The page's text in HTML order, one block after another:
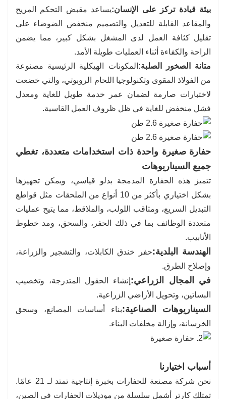
بيئة قيادة تركز على الإنسان:يساعد مقبض التحكم المريح
والمقاعد القابلة للتعديل والتصميم منخفض الضوضاء على
تقليل كثافة العمل لدى المشغل بشكل كبير، مما يضمن
الراحة والكفاءة أثناء العمليات طويلة الأمد.
متانة الصخور الصلبة: المكونات الهيكلية الرئيسية مصنوعة
من الفولاذ المقوى وتكنولوجيا اللحام الروبوتي، والتي خضعت
لاختبارات صارمة لضمان عمر خدمة طويل للغاية ومعدل
فشل منخفض للغاية في ظل ظروف العمل القاسية.
حفارة صغيرة واحدة ذات استخدامات متعددة، تغطي
جميع السيناريوهات
تتميز هذه الحفارة المدمجة بدلو قياسي، ويمكن تجهيزها
بشكل اختياري بأكثر من 10 أنواع من الملحقات مثل قواطع
التبديل السريع، ومثاقب اللولب، والملاقط، مما يتيح عمليات
متعددة الوظائف بما في ذلك الحفر، والسحق، ومد خطوط
الأنابيب.
الهندسة البلدية:حفر خندق الكابلات، والتشجير والزراعة،
وإصلاح الطرق.
في المجال الزراعي: إنشاء الحقول المتدرجة، وتخصيب
البساتين، وتحويل الأراضي الزراعية.
السيناريوهات الصناعية:بناء أساسات المصانع، وسحق
الخرسانة، وإزالة مخلفات البناء.
أسباب اختيارنا
نحن شركة مصنعة للحفارات بخبرة إنتاجية تمتد لـ 21 عامًا.
تمتلك كارتر أشمل سلسلة من موديلات الحفارات في الصين،